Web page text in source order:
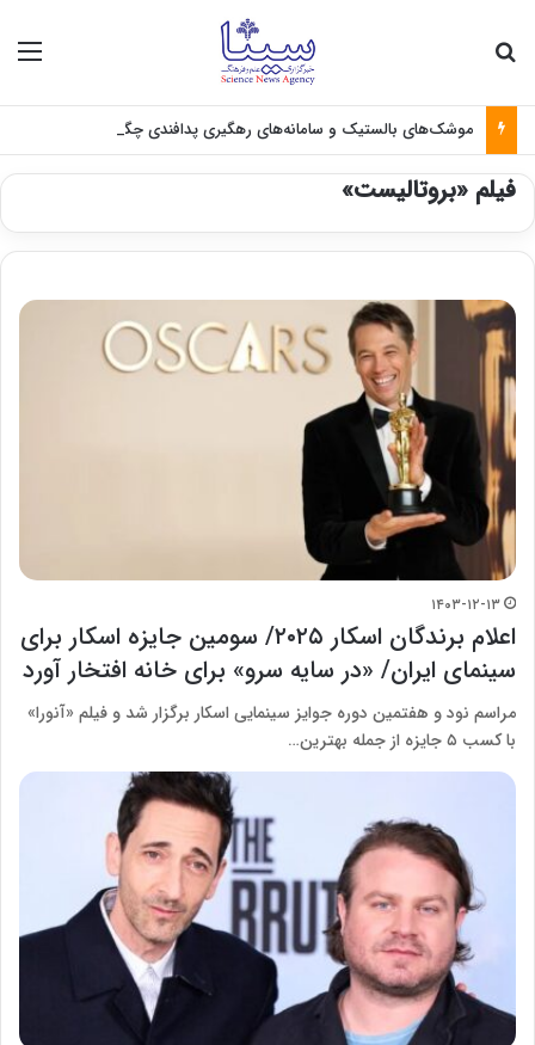
فیلم «بروتالیست»
۱۴۰۳-۱۲-۱۳
اعلام برندگان اسکار ۲۰۲۵/ سومین جایزه اسکار برای
سینمای ایران/ «در سایه سرو» برای خانه افتخار آورد
مراسم نود و هفتمین دوره جوایز سینمایی اسکار برگزار شد و فیلم «آنورا»
با کسب ۵ جایزه از جمله بهترین…